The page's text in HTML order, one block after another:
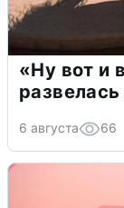
«Ну вот и
6 августа 66